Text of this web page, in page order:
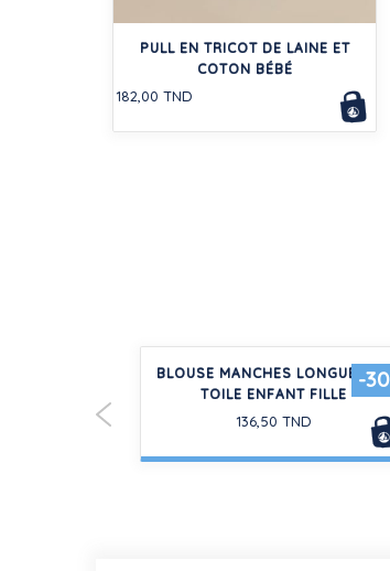
PULL EN TRICOT DE LAINE ET
COTON BÉBÉ
182,00 TND
-
BLOUSE MANCHES LONGUES EN
TOILE ENFANT FILLE
136,50 TND